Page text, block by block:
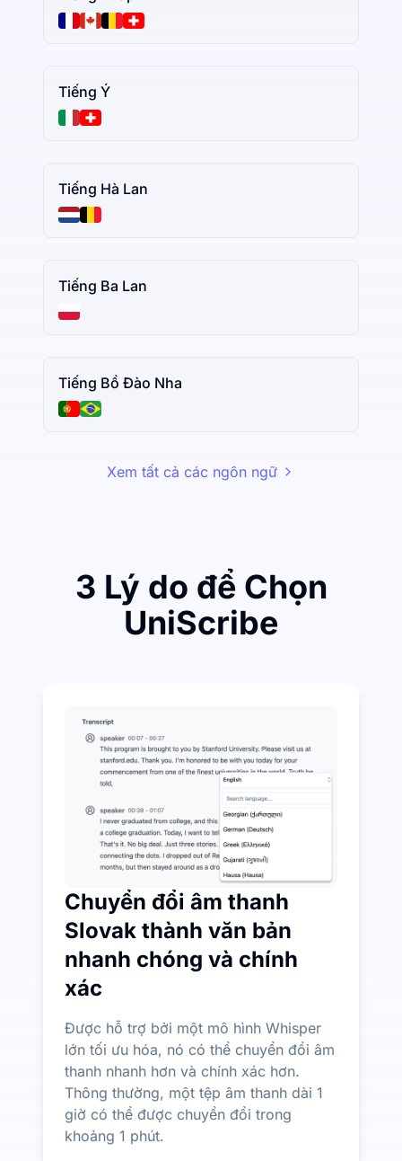
Tiếng Ý
Tiếng Hà Lan
Tiếng Ba Lan
Tiếng Bồ Đào Nha
Xem tất cả các ngôn ngữ
3 Lý do để Chọn
UniScribe
UniScribe cung cấp 120 phút phiên âm miễn phí
Nhiều tính năng AI có sẵn ngoài chuyển đổi âm
Tự động tạo ra các tóm tắt, sơ đồ tư duy và điểm
Chuyển đổi âm thanh
Slovak thành văn bản
nhanh chóng và chính
xác
Được hỗ trợ bởi một mô hình Whisper
lớn tối ưu hóa, nó có thể chuyển đổi âm
thanh nhanh hơn và chính xác hơn.
Thông thường, một tệp âm thanh dài 1
giờ có thể được chuyển đổi trong
khoảng 1 phút.